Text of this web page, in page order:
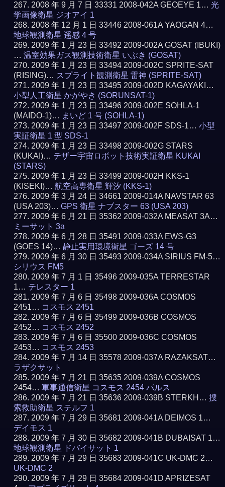
2008 年 9 月 7 日 33331 2008-042A GEOEYE 1…光
学画像衛星 ジオアイ 1
2008 年 12 月 1 日 33446 2008-061A YAOGAN 4…
地球観測衛星 遥感 4 号
2009 年 1 月 23 日 33492 2009-002A GOSAT (IBUKI)
…温室効果ガス観測技術衛星 いぶき (GOSAT)
2009 年 1 月 23 日 33494 2009-002C SPRITE-SAT
(RISING)… スプライト観測衛星 雷神 (SPRITE-SAT)
2009 年 1 月 23 日 33495 2009-002D KAGAYAKI…
小型人工衛星 かがやき (SORUNSAT-1)
2009 年 1 月 23 日 33496 2009-002E SOHLA-1
(MAIDO-1)… まいど 1 号 (SOHLA-1)
2009 年 1 月 23 日 33497 2009-002F SDS-1…小型
実証衛星 1 型 SDS-1
2009 年 1 月 23 日 33498 2009-002G STARS
(KUKAI)… テザー宇宙ロボット技術実証衛星 KUKAI
(STARS)
2009 年 1 月 23 日 33499 2009-002H KKS-1
(KISEKI)…航空高専衛星 輝汐 (KKS-1)
2009 年 3 月 24 日 34661 2009-014A NAVSTAR 63
(USA 203)…GPS 衛星 ナブスター 63 (USA 203)
2009 年 6 月 21 日 35362 2009-032A MEASAT 3A…
ミーサット 3a
2009 年 6 月 28 日 35491 2009-033A EWS-G3
(GOES 14)…静止実用環境衛星 ゴーズ 14 号
2009 年 6 月 30 日 35493 2009-034A SIRIUS FM-5…
シリウス FM5
2009 年 7 月 1 日 35496 2009-035A TERRESTAR
1… テレスター 1
2009 年 7 月 6 日 35498 2009-036A COSMOS
2451… コスモス 2451
2009 年 7 月 6 日 35499 2009-036B COSMOS
2452… コスモス 2452
2009 年 7 月 6 日 35500 2009-036C COSMOS
2453… コスモス 2453
2009 年 7 月 14 日 35578 2009-037A RAZAKSAT…
ラザクサット
2009 年 7 月 21 日 35635 2009-039A COSMOS
2454…軍事通信衛星 コスモス 2454 パルス
2009 年 7 月 21 日 35636 2009-039B STERKH…捜
索救助衛星 ステルフ 1
2009 年 7 月 29 日 35681 2009-041A DEIMOS 1…
デイモス 1
2009 年 7 月 30 日 35682 2009-041B DUBAISAT 1…
地球観測衛星 ドバイサット 1
2009 年 7 月 29 日 35683 2009-041C UK-DMC 2…
UK-DMC 2
2009 年 7 月 29 日 35684 2009-041D APRIZESAT